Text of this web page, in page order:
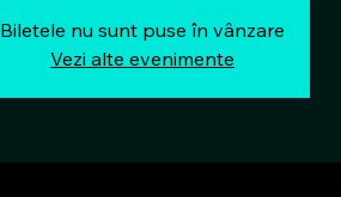
Biletele nu sunt puse în vânzare
Vezi alte evenimente